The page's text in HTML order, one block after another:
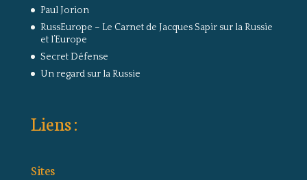
Paul Jorion
RussEurope – Le Carnet de Jacques Sapir sur la Russie
et l’Europe
Secret Défense
Un regard sur la Russie
Liens :
Sites